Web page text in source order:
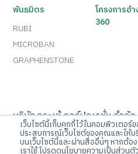
เว็บไซต์นี้เก็บคุกกี้ไว้ในคอมพิวเตอร์
ประสบการณ์เว็บไซต์ของคุณและให้
บนเว็บไซต์นี้และผ่านสื่ออื่นๆ หากต้อ
เราใช้ โปรดดูนโยบายความเป็นส่วนตั
พันธมิตร
RUBI
MICROBAN
GRAPHENSTONE
โครงการอ้
360
บริษัท จระเข้ คอร์ปอเรชั่น จำกัด
เลขที่ 10 ถนนกรุงเทพกรีฑา แขวงทั
กรุงเทพมหานคร 10250